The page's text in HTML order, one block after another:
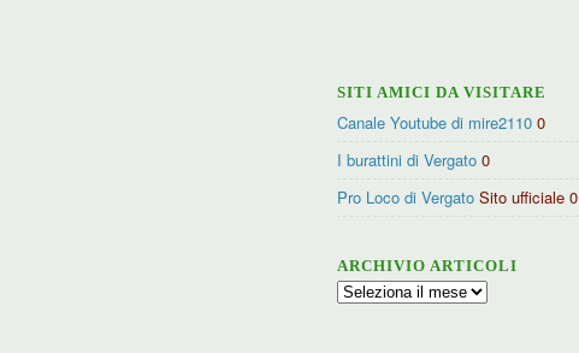
SITI AMICI DA VISITARE
Canale Youtube di mire2110 0
I burattini di Vergato 0
Pro Loco di Vergato Sito ufficiale 0
ARCHIVIO ARTICOLI
Archivio